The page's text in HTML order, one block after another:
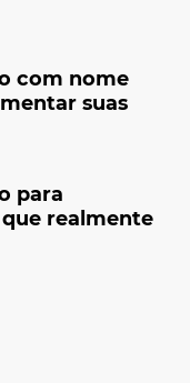
com nome
suas
para
realmente